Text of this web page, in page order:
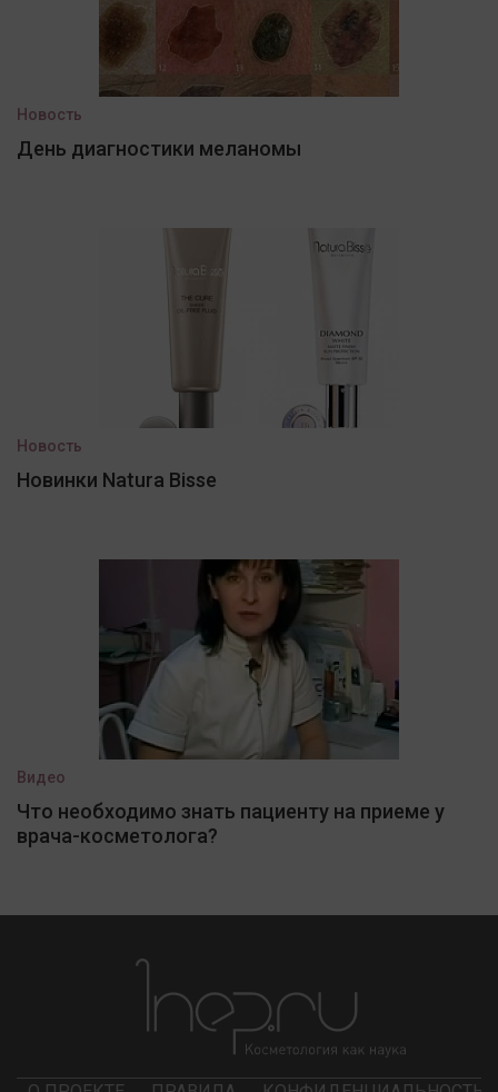
Новость
День диагностики меланомы
Новость
Новинки Natura Bisse
Видео
Что необходимо знать пациенту на приеме у
врача-косметолога?